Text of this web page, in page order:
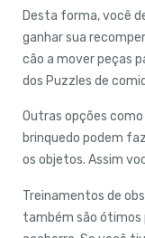
Desta forma, você
ganhar sua
cão a mover peças
dos Puzzles de
Outras opções
brinquedo podem
os objetos. Assim
Treinamentos de
também são ótimos